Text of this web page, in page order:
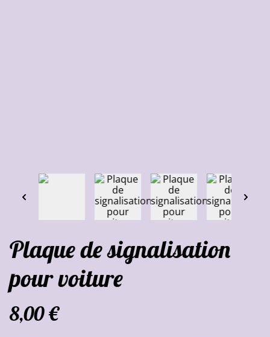
Plaque de signalisation
pour voiture
8,00 €